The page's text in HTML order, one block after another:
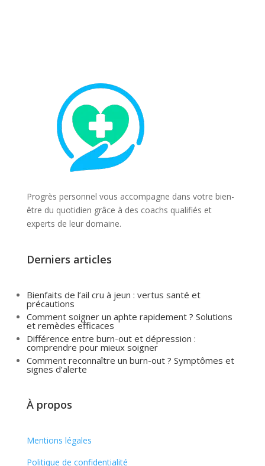
Progrès personnel vous accompagne dans votre bien-
être du quotidien grâce à des coachs qualifiés et
experts de leur domaine.
Derniers articles
Bienfaits de l’ail cru à jeun : vertus santé et
précautions
Comment soigner un aphte rapidement ? Solutions
et remèdes efficaces
Différence entre burn-out et dépression :
comprendre pour mieux soigner
Comment reconnaître un burn-out ? Symptômes et
signes d’alerte
À propos
Mentions légales
Politique de confidentialité